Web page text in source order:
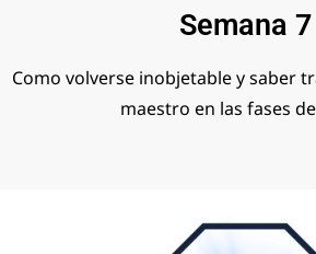
Semana 7
Como volverse inobjetable y saber
maestro en las fases